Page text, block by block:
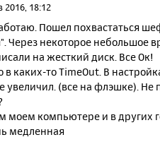
2016, 18:12
Пошел похвастаться
Через некоторое небольшое
на жесткий диск. Все Ок!
в каких-то TimeOut. В
увеличил. (все на флэшке). Не
моем компьютере и в других
медленная